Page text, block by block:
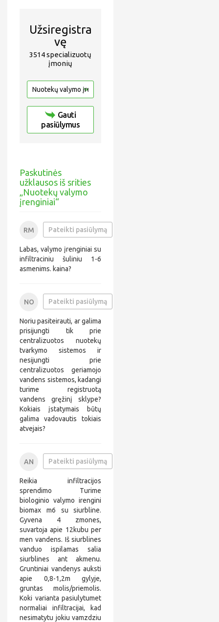
Užsiregistra
vę
3514 specializuotų
įmonių
Gauti
pasiūlymus
Paskutinės
užklausos iš srities
„Nuotekų valymo
įrenginiai“
RM
2
*
*
*
*
*
*
*
*
*
@
*
*
*
i
.
m
Pateikti pasiūlymą
Labas, valymo įrenginiai su
infiltraciniu šuliniu 1-6
asmenims. kaina?
NO
5
*
*
*
6
3
*
*
*
*
*
*
*
*
*
*
c
Pateikti pasiūlymą
Noriu pasiteirauti, ar galima
prisijungti tik prie
centralizuotos nuotekų
tvarkymo sistemos ir
nesijungti prie
centralizuotos geriamojo
vandens sistemos, kadangi
turime registruotą
vandens gręžinį sklype?
Kokiais įstatymais būtų
galima vadovautis tokiais
atvejais?
AN
6
*
*
*
*
4
8
*
*
*
*
*
*
@
*
*
*
.
c
o
m
Pateikti pasiūlymą
Reikia infiltracijos
sprendimo Turime
biologinio valymo irengini
biomax m6 su siurbline.
Gyvena 4 zmones,
suvartoja apie 12kubu per
men vandens. Iš siurblines
vanduo ispilamas salia
siurblines ant akmenu.
Gruntiniai vandenys auksti
apie 0,8-1,2m gylyje,
gruntas molis/priemolis.
Koki varianta pasiulytumet
normaliai infiltracijai, kad
nesimatytu jokiu vamzdziu